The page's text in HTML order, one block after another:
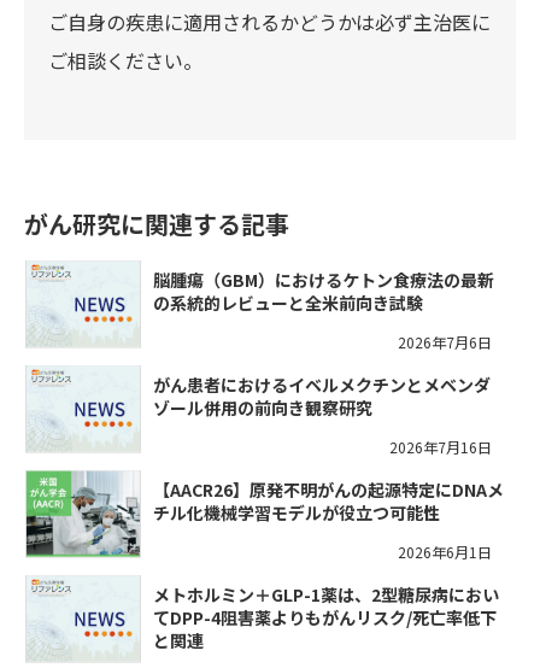
ご自身の疾患に適用されるかどうかは必ず主治医に
ご相談ください。
がん研究に関連する記事
脳腫瘍（GBM）におけるケトン食療法の最新
の系統的レビューと全米前向き試験
2026年7月6日
がん患者におけるイベルメクチンとメベンダ
ゾール併用の前向き観察研究
2026年7月16日
【AACR26】原発不明がんの起源特定にDNAメ
チル化機械学習モデルが役立つ可能性
2026年6月1日
メトホルミン＋GLP-1薬は、2型糖尿病におい
てDPP-4阻害薬よりもがんリスク/死亡率低下
と関連